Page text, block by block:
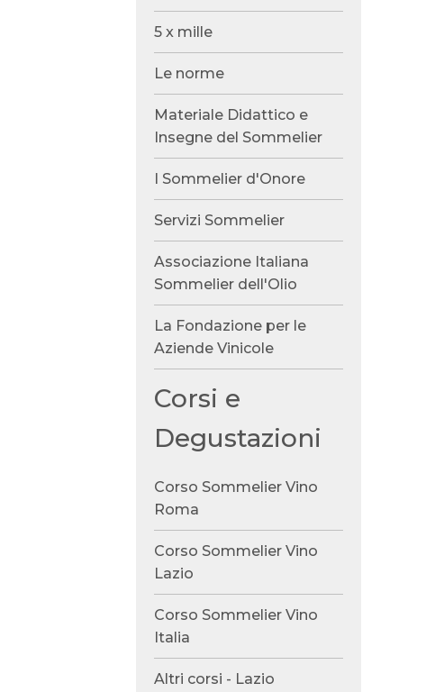
5 x mille
Le norme
Materiale Didattico e
Insegne del Sommelier
I Sommelier d'Onore
Servizi Sommelier
Associazione Italiana
Sommelier dell'Olio
La Fondazione per le
Aziende Vinicole
Corsi e
Degustazioni
Corso Sommelier Vino
Roma
Corso Sommelier Vino
Lazio
Corso Sommelier Vino
Italia
Altri corsi - Lazio